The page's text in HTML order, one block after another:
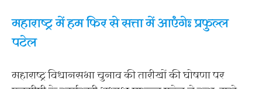
महाराष्ट्र में हम फिर से सत्ता में आएंगेः प्रफुल्ल
पटेल
महाराष्ट्र विधानसभा चुनाव की तारीखों की घोषणा पर